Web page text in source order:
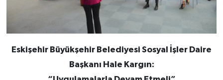
Eskişehir Büyükşehir Belediyesi Sosyal İşler Daire
Başkanı Hale Kargın: